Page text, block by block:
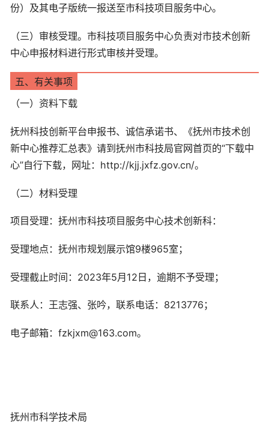
份）及其电子版统一报送至市科技项目服务中心。
（三）审核受理。市科技项目服务中心负责对市技术创新
中心申报材料进行形式审核并受理。
五、有关事项
（一）资料下载
抚州科技创新平台申报书、诚信承诺书、《抚州市技术创
新中心推荐汇总表》请到抚州市科技局官网首页的“下载中
心”自行下载，网址：http://kjj.jxfz.gov.cn/。
（二）材料受理
项目受理：抚州市科技项目服务中心技术创新科：
受理地点：抚州市规划展示馆9楼965室；
受理截止时间：2023年5月12日，逾期不予受理；
联系人：王志强、张吟，联系电话：8213776；
电子邮箱：fzkjxm@163.com。
抚州市科学技术局